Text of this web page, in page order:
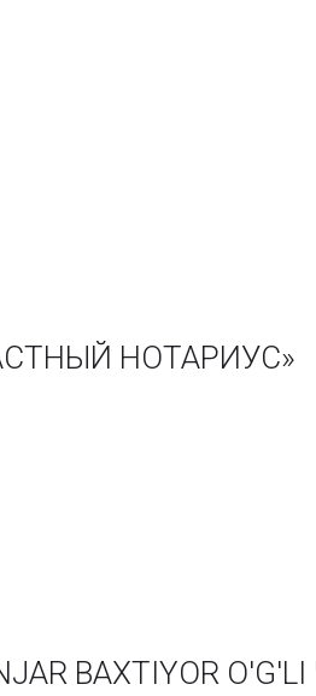
НОТАРИУС»
BAXTIYOR